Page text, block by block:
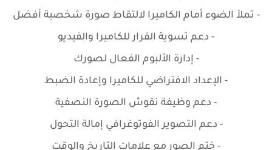
- تملأ الضوء أمام الكاميرا لالتقاط صورة شخصية أفضل
- دعم تسوية القرار للكاميرا والفيديو
- إدارة الألبوم الفعال لصورك
- الإعداد الافتراضي للكاميرا وإعادة الضبط
- دعم وظيفة نقوش الصورة النصفية
- دعم التصوير الفوتوغرافي إمالة التحول
- ختم الصور مع علامات التاريخ والوقت